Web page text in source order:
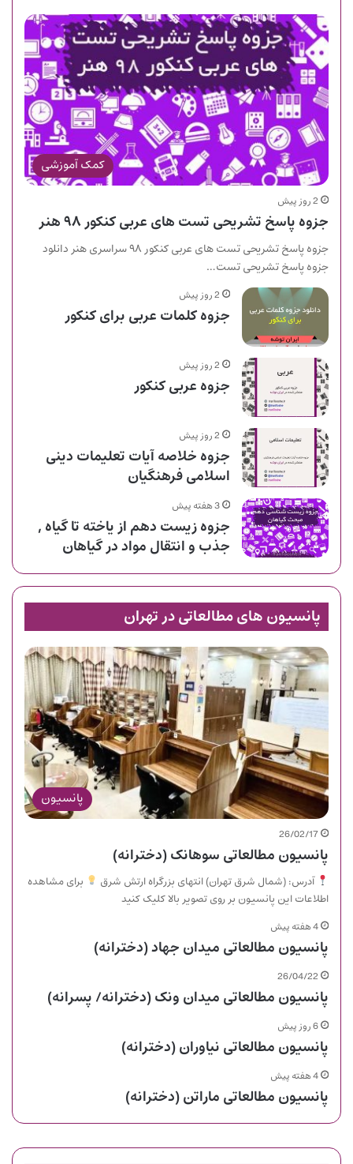
کمک آموزشی
2 روز پیش
جزوه پاسخ تشریحی تست های عربی کنکور ۹۸ هنر
جزوه پاسخ تشریحی تست های عربی کنکور ۹۸ سراسری هنر دانلود
جزوه پاسخ تشریحی تست…
2 روز پیش
جزوه کلمات عربی برای کنکور
2 روز پیش
جزوه عربی کنکور
2 روز پیش
جزوه خلاصه آیات تعلیمات دینی
اسلامی فرهنگیان
3 هفته پیش
جزوه زیست دهم از یاخته تا گیاه ,
جذب و انتقال مواد در گیاهان
پانسیون های مطالعاتی در تهران
پانسیون
26/02/17
پانسیون مطالعاتی سوهانک (دخترانه)
آدرس: (شمال شرق تهران) انتهای بزرگراه ارتش شرق
برای مشاهده
اطلاعات این پانسیون بر روی تصویر بالا کلیک کنید
4 هفته پیش
پانسیون مطالعاتی میدان جهاد (دخترانه)
26/04/22
پانسیون مطالعاتی میدان ونک (دخترانه/ پسرانه)
6 روز پیش
پانسیون مطالعاتی نیاوران (دخترانه)
4 هفته پیش
پانسیون مطالعاتی ماراتن (دخترانه)